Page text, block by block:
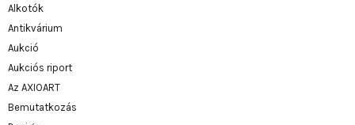
Alkotók
Antikvárium
Aukció
Aukciós riport
Az AXIOART
Bemutatkozás